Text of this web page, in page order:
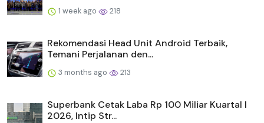
1 week ago 218
Rekomendasi Head Unit Android Terbaik,
Temani Perjalanan den...
3 months ago 213
Superbank Cetak Laba Rp 100 Miliar Kuartal I
2026, Intip Str...